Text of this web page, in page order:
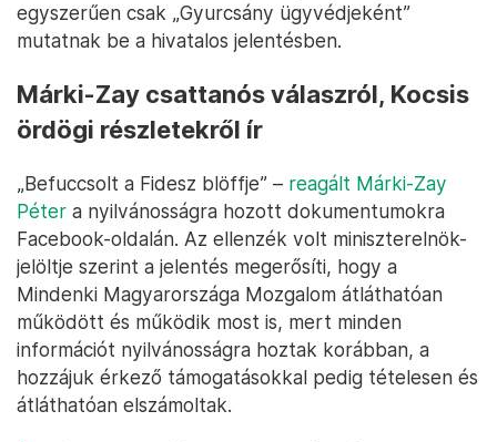
egyszerűen csak „Gyurcsány ügyvédjeként”
mutatnak be a hivatalos jelentésben.
Márki-Zay csattanós válaszról, Kocsis
ördögi részletekről ír
„Befuccsolt a Fidesz blöffje” – reagált Márki-Zay
Péter a nyilvánosságra hozott dokumentumokra
Facebook-oldalán. Az ellenzék volt miniszterelnök-
jelöltje szerint a jelentés megerősíti, hogy a
Mindenki Magyarországa Mozgalom átláthatóan
működött és működik most is, mert minden
információt nyilvánosságra hoztak korábban, a
hozzájuk érkező támogatásokkal pedig tételesen és
átláthatóan elszámoltak.